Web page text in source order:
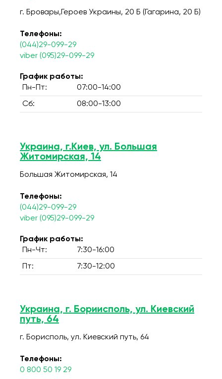
г. Бровары,Героев Украины, 20 Б (Гагарина, 20 Б)
Телефоны:
(044)29-099-29
viber (095)29-099-29
График работы:
Пн-Пт:
07:00-14:00
Сб: 08:00-13:00
Украина, г.Киев, ул. Большая
Житомирская, 14
Большая Житомирская, 14
Телефоны:
(044)29-099-29
viber (095)29-099-29
График работы:
Пн-Чт:
7:30-16:00
Пт: 7:30-12:00
Украина, г. Бориисполь, ул. Киевский
путь, 64
г. Борисполь, ул. Киевский путь, 64
Телефоны:
0 800 50 19 29